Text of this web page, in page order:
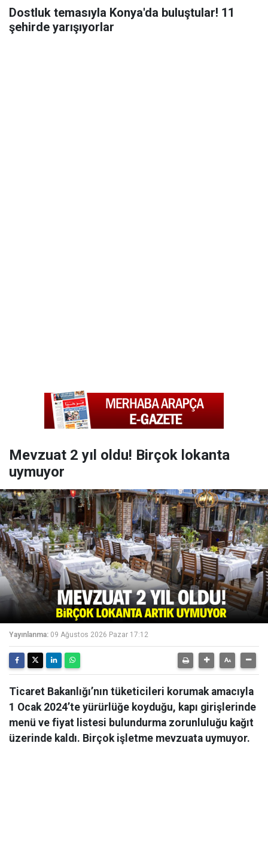
Dostluk temasıyla Konya'da buluştular! 11
şehirde yarışıyorlar
Mevzuat 2 yıl oldu! Birçok lokanta
uymuyor
Yayınlanma: 09 Ağustos 2026 Pazar 17:12
Ticaret Bakanlığı’nın tüketicileri korumak amacıyla
1 Ocak 2024’te yürürlüğe koyduğu, kapı girişlerinde
menü ve fiyat listesi bulundurma zorunluluğu kağıt
üzerinde kaldı. Birçok işletme mevzuata uymuyor.